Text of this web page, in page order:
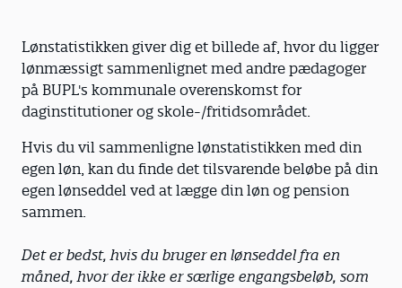
Lønstatistikken giver dig et billede af, hvor du ligger
lønmæssigt sammenlignet med andre pædagoger
på BUPL's kommunale overenskomst for
daginstitutioner og skole-/fritidsområdet.
Hvis du vil sammenligne lønstatistikken med din
egen løn, kan du finde det tilsvarende beløbe på din
egen lønseddel ved at lægge din løn og pension
sammen.
Det er bedst, hvis du bruger en lønseddel fra en
måned, hvor der ikke er særlige engangsbeløb, som